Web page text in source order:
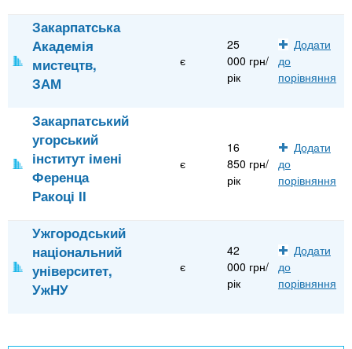
Закарпатська
Академія
мистецтв,
ЗАМ
є
25
000 грн/
рік
Додати
до
порівняння
Закарпатський
угорський
інститут імені
Ференца
Ракоці ІІ
є
16
850 грн/
рік
Додати
до
порівняння
Ужгородський
національний
університет,
УжНУ
є
42
000 грн/
рік
Додати
до
порівняння